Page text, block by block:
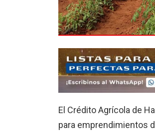
El Crédito Agrícola de
para emprendimientos